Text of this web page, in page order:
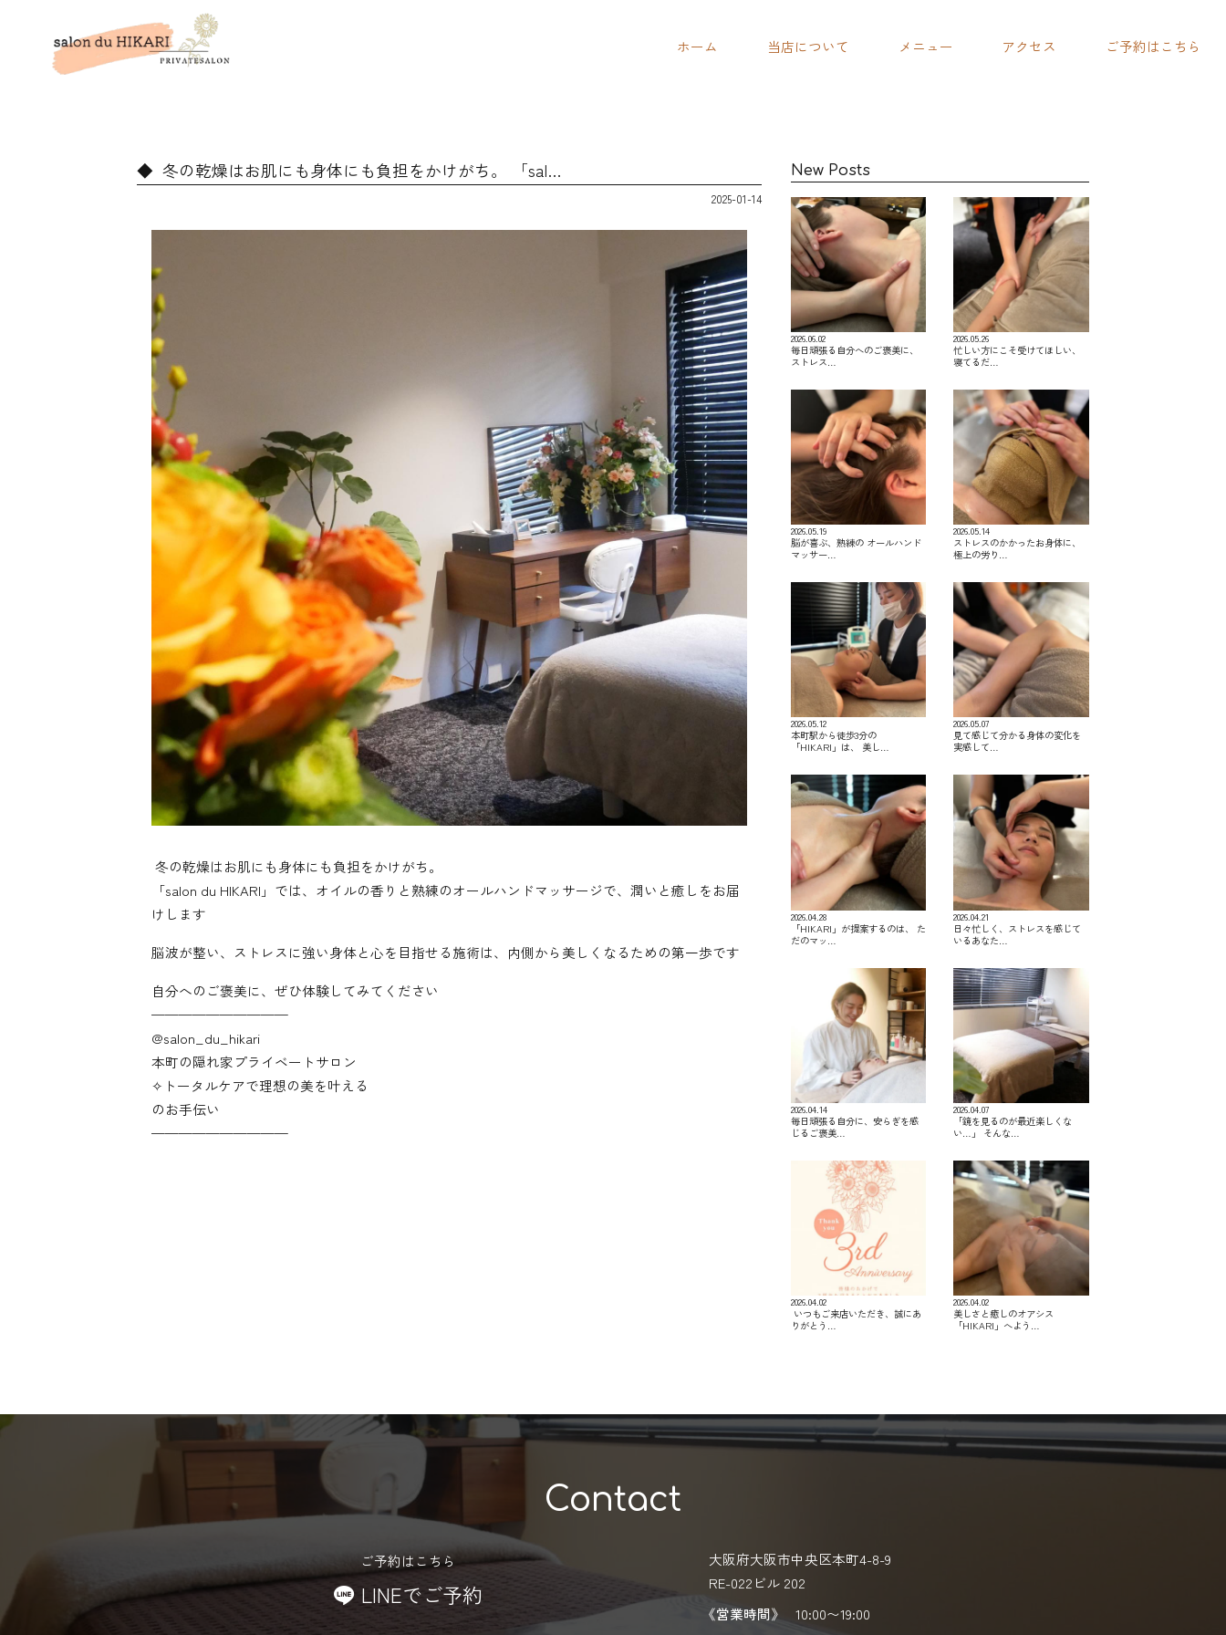
ホーム 当店について メニュー アクセス ご予約はこちら
️ 冬の乾燥はお肌にも身体にも負担をかけがち。 「sal…
2025-01-14
️ 冬の乾燥はお肌にも身体にも負担をかけがち。
「salon du HIKARI」では、オイルの香りと熟練のオールハンドマッサージで、潤いと癒しをお届
けします
脳波が整い、ストレスに強い身体と心を目指せる施術は、内側から美しくなるための第一歩です
自分へのご褒美に、ぜひ体験してみてください
——————————
@‌salon_du_hikari
本町の隠れ家プライベートサロン
✧︎トータルケアで理想の美を叶える
のお手伝い
——————————
New Posts
2026.06.02
毎日頑張る自分へのご褒美に、
ストレス…
2026.05.26
忙しい方にこそ受けてほしい、
寝てるだ…
2026.05.19
脳が喜ぶ、熟練の オールハンド
マッサー…
2026.05.14
ストレスのかかったお身体に、
極上の労り…
2026.05.12
本町駅から徒歩3分の
「HIKARI」は、 美し…
2026.05.07
見て感じて分かる身体の変化を
実感して…
2026.04.28
「HIKARI」が提案するのは、 た
だのマッ…
2026.04.21
日々忙しく、ストレスを感じて
いるあなた…
2026.04.14
毎日頑張る自分に、安らぎを感
じるご褒美…
2026.04.07
「鏡を見るのが最近楽しくな
い…」 そんな…
2026.04.02
⁡ いつもご来店いただき、誠にあ
りがとう…
2026.04.02
美しさと癒しのオアシス
「HIKARI」へよう…
Contact
ご予約はこちら
LINEでご予約
大阪府大阪市中央区本町4-8-9
RE-022ビル 202
《営業時間》
10:00〜19:00